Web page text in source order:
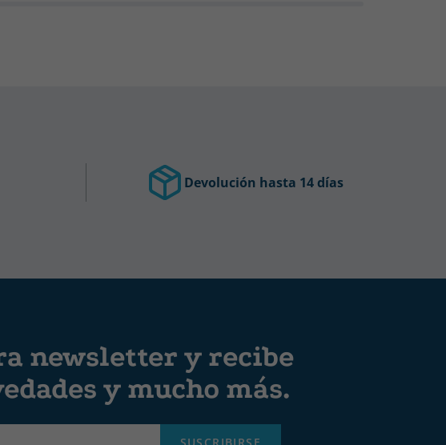
Devolución hasta 14 días
newsletter y recibe
y mucho más.